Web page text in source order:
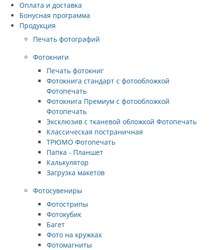
Оплата и доставка
Бонусная программа
Продукция
Печать фотографий
Фотокниги
Печать фотокниг
Фотокнига стандарт с фотообложкой
Фотопечать
Фотокнига Премиум с фотообложкой
Фотопечать
Эксклюзив с тканевой обложкой Фотопечать
Классическая постраничная
ТРЮМО Фотопечать
Папка - Планшет
Калькулятор
Загрузка макетов
Фотосувениры
Фотострипы
Фотокубик
Багет
Фото на кружках
Фотомагниты